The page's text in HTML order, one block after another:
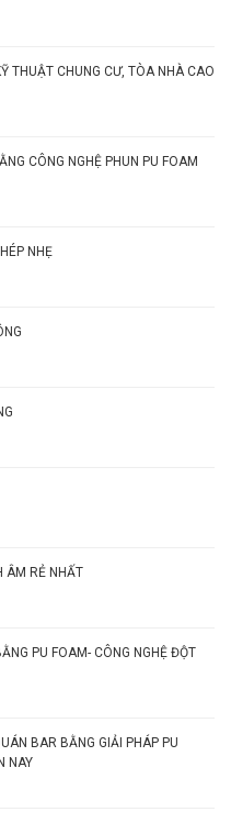
THUẬT CHUNG CƯ, TÒA NHÀ CAO
CÔNG NGHỆ PHUN PU FOAM
NHẸ
ÂM RẺ NHẤT
PU FOAM- CÔNG NGHỆ ĐỘT
BAR BẰNG GIẢI PHÁP PU
NAY